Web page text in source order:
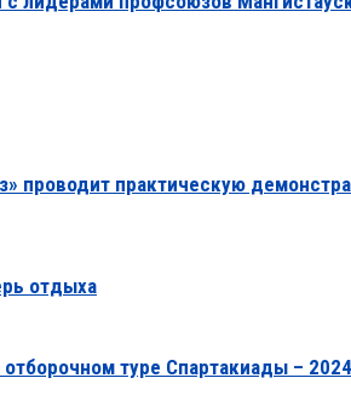
проводит практическую
отдыха
туре Спартакиады – 2024